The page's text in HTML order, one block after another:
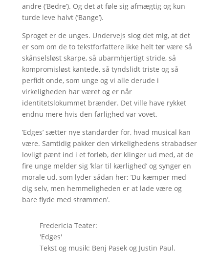
andre (’Bedre’). Og det at føle sig afmægtig og kun
turde leve halvt (’Bange’).
Sproget er de unges. Undervejs slog det mig, at det
er som om de to tekstforfattere ikke helt tør være så
skånselsløst skarpe, så ubarmhjertigt stride, så
kompromisløst kantede, så tyndslidt triste og så
perfidt onde, som unge og vi alle derude i
virkeligheden har været og er når
identitetslokummet brænder. Det ville have rykket
endnu mere hvis den farlighed var vovet.
’Edges’ sætter nye standarder for, hvad musical kan
være. Samtidig pakker den virkelighedens strabadser
lovligt pænt ind i et forløb, der klinger ud med, at de
fire unge melder sig ’klar til kærlighed’ og synger en
morale ud, som lyder sådan her: ’Du kæmper med
dig selv, men hemmeligheden er at lade være og
bare flyde med strømmen’.
Fredericia Teater:
'Edges'
Tekst og musik: Benj Pasek og Justin Paul.